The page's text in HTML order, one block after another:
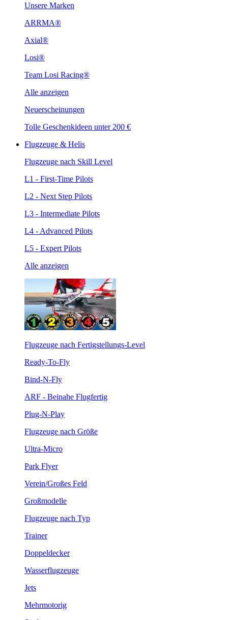
Unsere Marken
ARRMA®
Axial®
Losi®
Team Losi Racing®
Alle anzeigen
Neuerscheinungen
Tolle Geschenkideen unter 200 €
Flugzeuge & Helis
Flugzeuge nach Skill Level
L1 - First-Time Pilots
L2 - Next Step Pilots
L3 - Intermediate Pilots
L4 - Advanced Pilots
L5 - Expert Pilots
Alle anzeigen
Flugzeuge nach Fertigstellungs-Level
Ready-To-Fly
Bind-N-Fly
ARF - Beinahe Flugfertig
Plug-N-Play
Flugzeuge nach Größe
Ultra-Micro
Park Flyer
Verein/Großes Feld
Großmodelle
Flugzeuge nach Typ
Trainer
Doppeldecker
Wasserflugzeuge
Jets
Mehrmotorig